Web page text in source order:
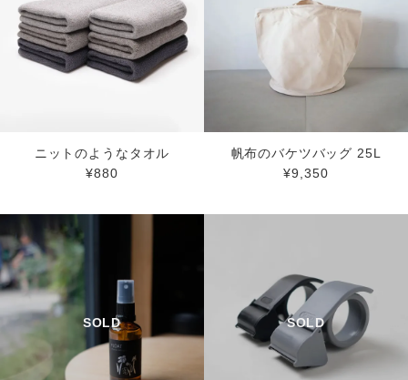
ニットのようなタオル
¥880
帆布のバケツバッグ 25L
¥9,350